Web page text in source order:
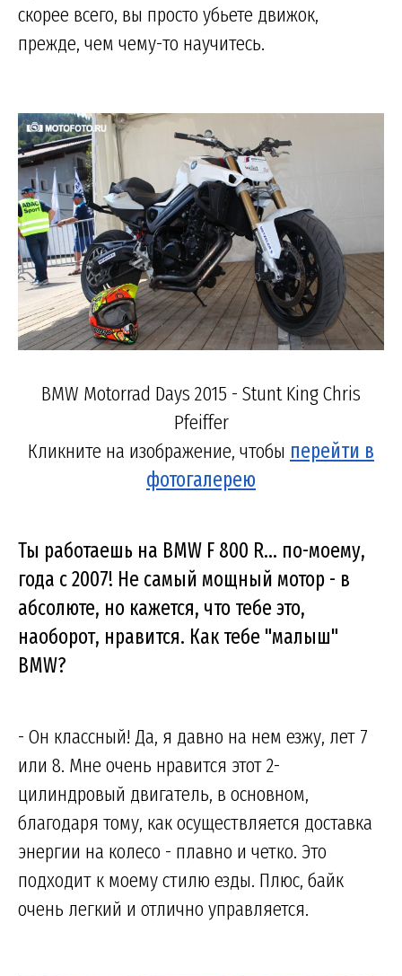
скорее всего, вы просто убьете движок,
прежде, чем чему-то научитесь.
BMW Motorrad Days 2015 - Stunt King Chris
Pfeiffer
Кликните на изображение, чтобы перейти в
фотогалерею
Ты работаешь на BMW F 800 R... по-моему,
года с 2007! Не самый мощный мотор - в
абсолюте, но кажется, что тебе это,
наоборот, нравится. Как тебе "малыш"
BMW?
- Он классный! Да, я давно на нем езжу, лет 7
или 8. Мне очень нравится этот 2-
цилиндровый двигатель, в основном,
благодаря тому, как осуществляется доставка
энергии на колесо - плавно и четко. Это
подходит к моему стилю езды. Плюс, байк
очень легкий и отлично управляется.